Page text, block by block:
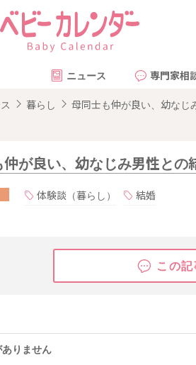
ニュース 専門家相
暮らし 母同士も仲が良い、幼な
仲が良い、幼なじみ男性と
体験談（暮らし） 結婚
この
りません